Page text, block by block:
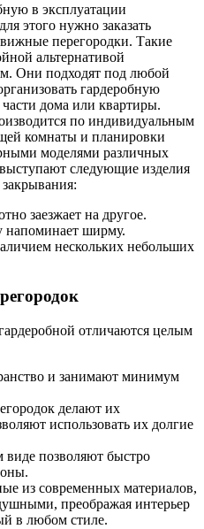
в эксплуатации
этого нужно заказать
перегородки. Такие
альтернативой
Они подходят под любой
гардеробную
дома или квартиры.
по индивидуальным
комнаты и планировки
моделями различных
следующие изделия
заезжает на другое.
ширму.
нескольких небольших
отличаются целым
и занимают минимум
делают их
использовать их долгие
виде позволяют быстро
из современных материалов,
преображая интерьер
в любом стиле.